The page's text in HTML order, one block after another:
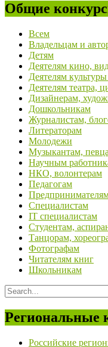
Общие
Всем
Владельцам и
Детям
Деятелям кино,
Деятелям
Деятелям театра,
Дизайнерам,
Дошкольникам
Журналистам,
Литераторам
Молодежи
Музыкантам,
Научным
НКО, волонтерам
Педагогам
Специалистам
IT специалистам
Студентам,
Танцорам,
Фотографам
Читателям книг
Школьникам
Региональные
Российские